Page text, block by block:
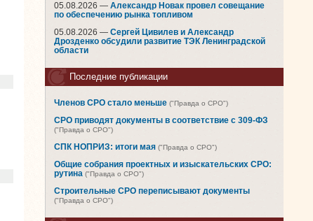
05.08.2026 — Александр Новак провел совещание
по обеспечению рынка топливом
05.08.2026 — Сергей Цивилев и Александр
Дрозденко обсудили развитие ТЭК Ленинградской
области
Последние публикации
Членов СРО стало меньше ("Правда о СРО")
СРО приводят документы в соответствие с 309-ФЗ
("Правда о СРО")
СПК НОПРИЗ: итоги мая ("Правда о СРО")
Общие собрания проектных и изыскательских СРО:
рутина ("Правда о СРО")
Строительные СРО переписывают документы
("Правда о СРО")